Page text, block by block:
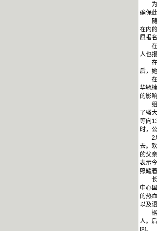
为了
确保
随着
在内
愿报
在常
人也
在无
后，
在长
华毓
的影
组队
了盛
等向
时，
2月
去。
的父
表示
照耀
长泾
中心
的热
以及
据统
人。
[8]。